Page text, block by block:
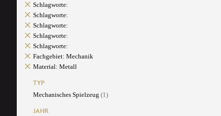
Schlagworte:
Schlagworte:
Schlagworte:
Schlagworte:
Schlagworte:
Fachgebiet: Mechanik
Material: Metall
TYP
Mechanisches Spielzeug (1)
JAHR